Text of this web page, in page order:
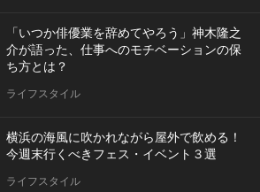
「いつか俳優業を辞めてやろう」神木隆之
介が語った、仕事へのモチベーションの保
ち方とは？
ライフスタイル
横浜の海風に吹かれながら屋外で飲める！
今週末行くべきフェス・イベント３選
ライフスタイル